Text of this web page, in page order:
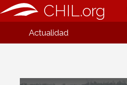
CHIL.org
Actualidad